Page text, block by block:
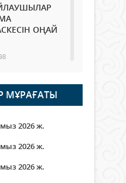
ОҢАЙ
облысы
20
етті
ҚАЛАЙ
МҰРАҒАТЫ
2026 ж.
2026 ж.
2026 ж.